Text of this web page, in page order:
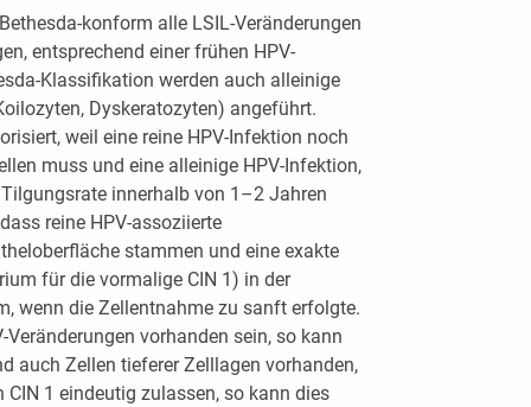
konform alle LSIL-Veränderungen
entsprechend einer frühen HPV-
Klassifikation werden auch alleinige
Dyskeratozyten) angeführt.
weil eine reine HPV-Infektion noch
muss und eine alleinige HPV-Infektion,
innerhalb von 1–2 Jahren
reine HPV-assoziierte
stammen und eine exakte
für die vormalige CIN 1) in der
wenn die Zellentnahme zu sanft erfolgte.
vorhanden sein, so kann
auch Zellen tieferer Zelllagen vorhanden,
1 eindeutig zulassen, so kann dies